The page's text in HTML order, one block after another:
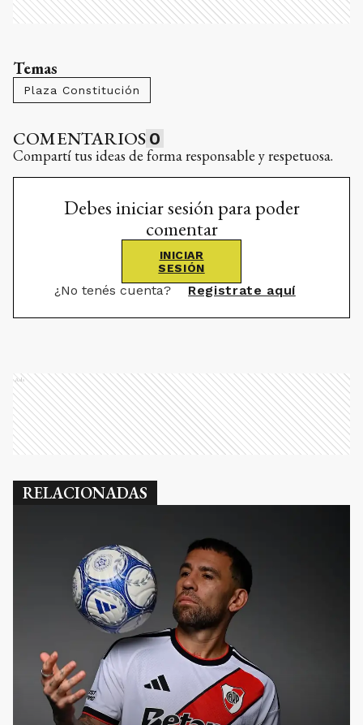
Temas
Plaza Constitución
COMENTARIOS 0
Compartí tus ideas de forma responsable y respetuosa.
Debes iniciar sesión para poder
comentar
INICIAR
SESIÓN
¿No tenés cuenta? Registrate aquí
Ads
RELACIONADAS